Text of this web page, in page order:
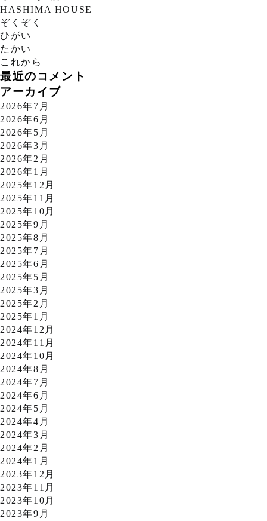
HASHIMA HOUSE
ぞくぞく
ひがい
たかい
これから
最近のコメント
アーカイブ
2026年7月
2026年6月
2026年5月
2026年3月
2026年2月
2026年1月
2025年12月
2025年11月
2025年10月
2025年9月
2025年8月
2025年7月
2025年6月
2025年5月
2025年3月
2025年2月
2025年1月
2024年12月
2024年11月
2024年10月
2024年8月
2024年7月
2024年6月
2024年5月
2024年4月
2024年3月
2024年2月
2024年1月
2023年12月
2023年11月
2023年10月
2023年9月